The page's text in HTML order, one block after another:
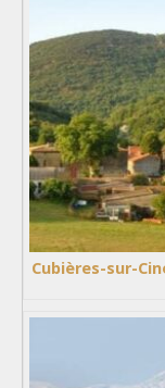
Cubières-sur-